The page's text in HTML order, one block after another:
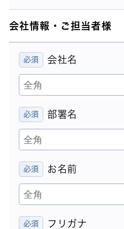
会社情報・ご担当者様
会社名
部署名
お名前
フリガナ